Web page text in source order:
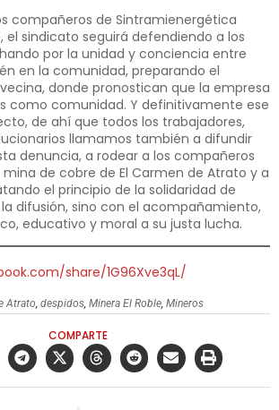
compañeros de Sintramienergética
el sindicato seguirá defendiendo a los
por la unidad y conciencia entre
en la comunidad, preparando el
donde pronostican que la empresa
como comunidad. Y definitivamente ese
de ahí que todos los trabajadores,
llamamos también a difundir
denuncia, a rodear a los compañeros
de cobre de El Carmen de Atrato y a
el principio de la solidaridad de
difusión, sino con el acompañamiento,
educativo y moral a su justa lucha.
share/1G96Xve3qL/
Atrato,despidos,Minera El Roble,Mineros
COMPARTE